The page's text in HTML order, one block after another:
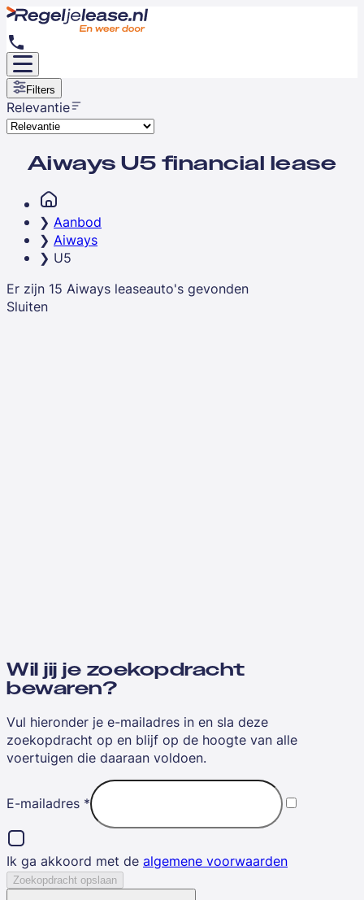
Filters
Relevantie
Aiways U5 financial lease
Aanbod
Aiways
U5
Er zijn 15 Aiways leaseauto's gevonden
Sluiten
Wil jij je zoekopdracht
bewaren?
Vul hieronder je e-mailadres in en sla deze
zoekopdracht op en blijf op de hoogte van alle
voertuigen die daaraan voldoen.
E-mailadres *
Ik ga akkoord met de algemene voorwaarden
Zoekopdracht opslaan